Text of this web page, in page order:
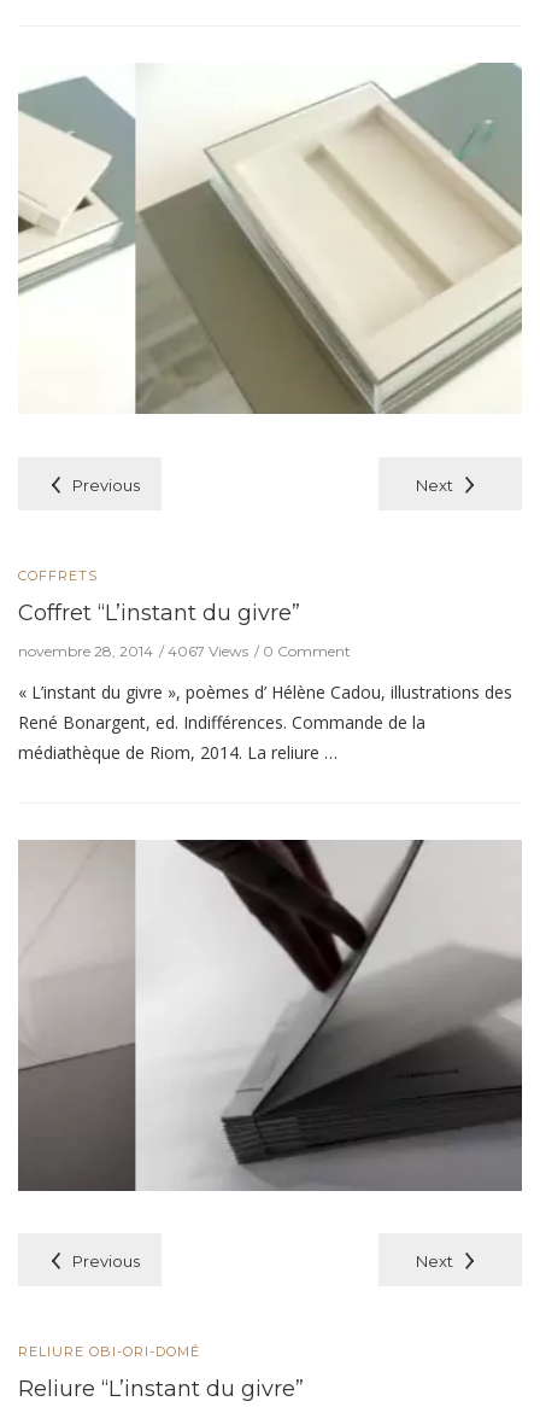
Previous Next
COFFRETS
Coffret “L’instant du givre”
novembre 28, 2014 4067 Views 0 Comment
« L’instant du givre », poèmes d’ Hélène Cadou, illustrations des
René Bonargent, ed. Indifférences. Commande de la
médiathèque de Riom, 2014. La reliure …
Previous Next
RELIURE OBI-ORI-DOMÉ
Reliure “L’instant du givre”